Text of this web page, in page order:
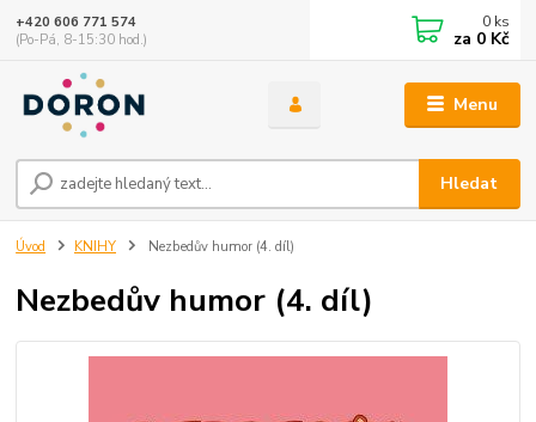
Menu
Hledat
+420 606 771 574
(Po-Pá, 8-15:30 hod.)
0 ks
za 0 Kč
Úvod KNIHY Nezbedův humor (4. díl)
Nezbedův humor (4. díl)